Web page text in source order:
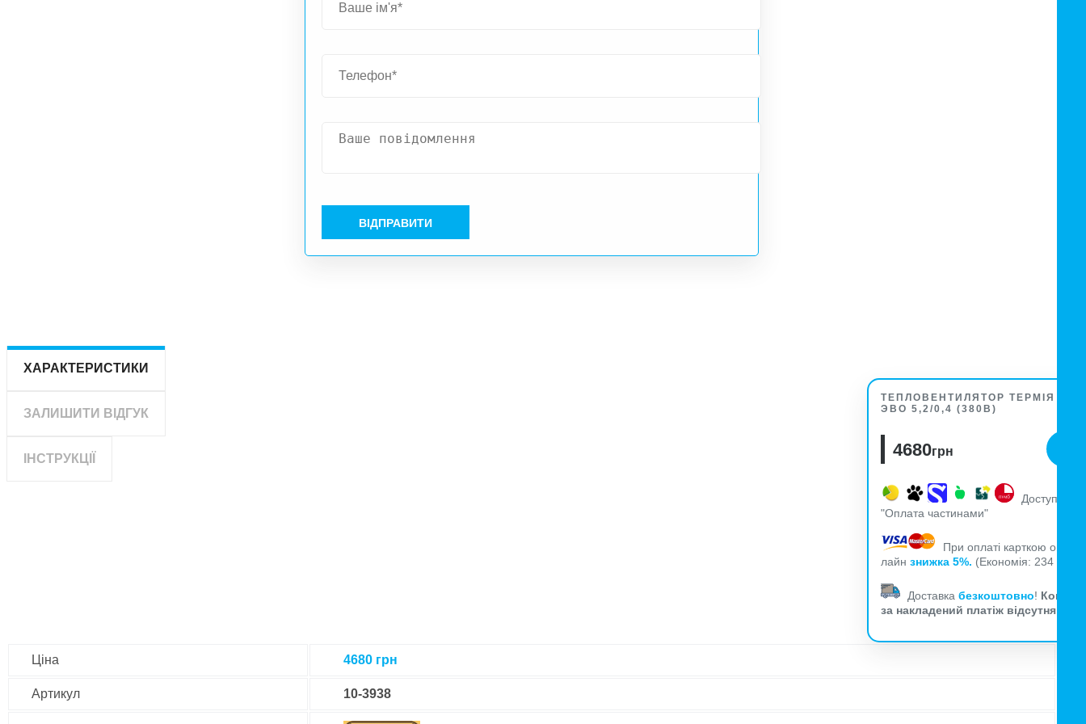
ВІДПРАВИТИ
ТЕПЛОВЕНТИЛЯТОР ТЕРМІЯ АО
ЭВО 5,2/0,4 (380В)
4680грн
Доступна
"Оплата частинами"
При оплаті карткою он-
лайн знижка 5%. (Економія: 234
Доставка безкоштовно! Комісія
за накладений платіж відсутня!
ХАРАКТЕРИСТИКИ
ЗАЛИШИТИ ВІДГУК
ІНСТРУКЦІЇ
Ціна 4680 грн
Артикул 10-3938